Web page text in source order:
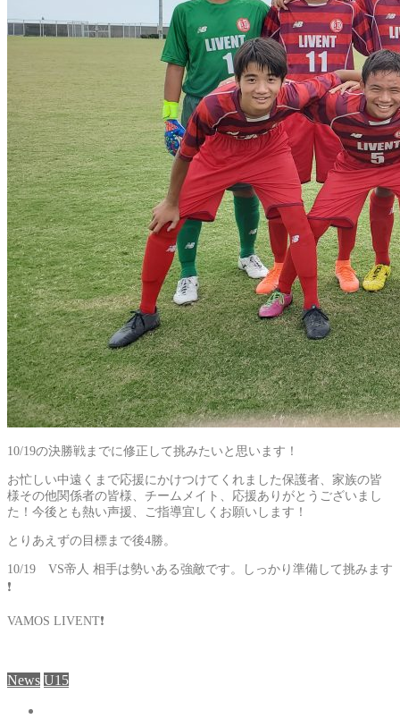
10/19の決勝戦までに修正して挑みたいと思います！
お忙しい中遠くまで応援にかけつけてくれました保護者、家族の皆
様その他関係者の皆様、チームメイト、応援ありがとうございまし
た！今後とも熱い声援、ご指導宜しくお願いします！
とりあえずの目標まで後4勝。
10/19 VS帝人 相手は勢いある強敵です。しっかり準備して挑みます
❗
VAMOS LIVENT❗
News U15